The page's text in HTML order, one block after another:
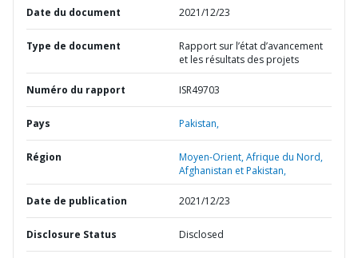
Date du document 2021/12/23
Type de document
Rapport sur l’état d’avancement
et les résultats des projets
Numéro du rapport ISR49703
Pays Pakistan,
Région
Moyen-Orient, Afrique du Nord,
Afghanistan et Pakistan,
Date de publication 2021/12/23
Disclosure Status Disclosed